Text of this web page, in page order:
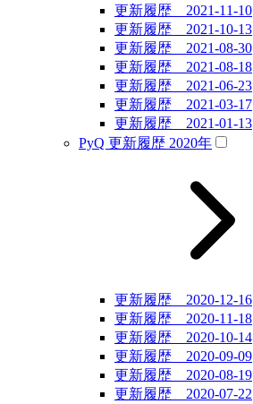
更新履歴 2021-11-10
更新履歴 2021-10-13
更新履歴 2021-08-30
更新履歴 2021-08-18
更新履歴 2021-06-23
更新履歴 2021-03-17
更新履歴 2021-01-13
PyQ 更新履歴 2020年
更新履歴 2020-12-16
更新履歴 2020-11-18
更新履歴 2020-10-14
更新履歴 2020-09-09
更新履歴 2020-08-19
更新履歴 2020-07-22